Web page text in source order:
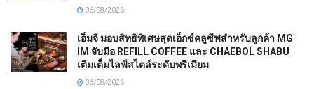
06/08/2026
เอ็มจี มอบสิทธิพิเศษสุดเอ็กซ์คลูซีฟสำหรับลูกค้า MG
IM จับมือ REFILL COFFEE และ CHAEBOL SHABU
เติมเต็มไลฟ์สไตล์ระดับพรีเมียม
06/08/2026